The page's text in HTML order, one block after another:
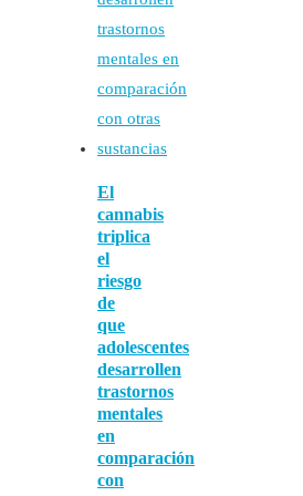
El
cannabis
triplica
el
riesgo
de
que
adolescentes
desarrollen
trastornos
mentales
en
comparación
con